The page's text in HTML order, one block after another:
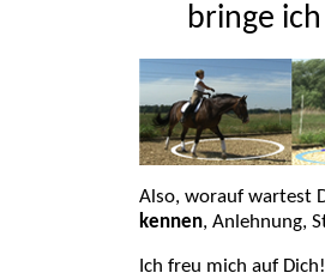
bringe
Also, worauf wartest
kennen, Anlehnung,
Ich freu mich auf Dich!